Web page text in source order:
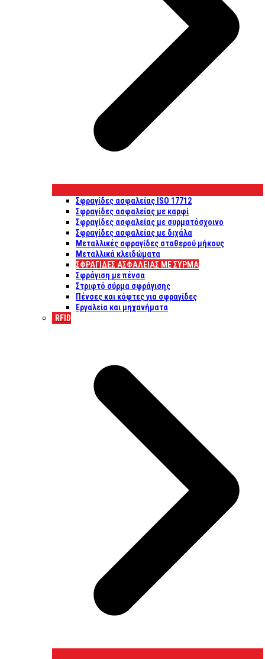
Σφραγίδες ασφαλείας ISO 17712
Σφραγίδες ασφαλείας με καρφί
Σφραγίδες ασφαλείας με συρματόσχοινο
Σφραγίδες ασφαλείας με διχάλα
Μεταλλικές σφραγίδες σταθερού μήκους
Μεταλλικά κλειδώματα
ΣΦΡΑΓΊΔΕΣ ΑΣΦΑΛΕΊΑΣ ΜΕ ΣΎΡΜΑ
Σφράγιση με πένσα
Στριφτό σύρμα σφράγισης
Πένσες και κόφτες για σφραγίδες
Εργαλεία και μηχανήματα
RFID